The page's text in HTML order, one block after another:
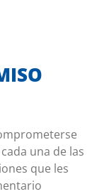
una de las
que les